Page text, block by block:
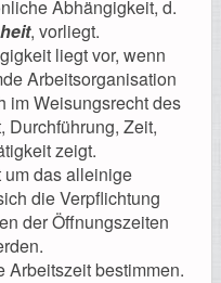
Abhängigkeit, d.
, vorliegt.
liegt vor, wenn
Arbeitsorganisation
im Weisungsrecht des
Durchführung, Zeit,
zeigt.
das alleinige
die Verpflichtung
der Öffnungszeiten
Arbeitszeit bestimmen.